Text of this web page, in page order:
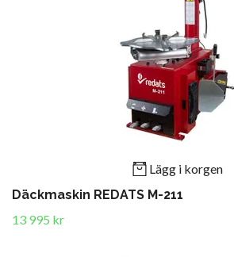
Lägg i korgen
Däckmaskin REDATS M-211
13 995 kr